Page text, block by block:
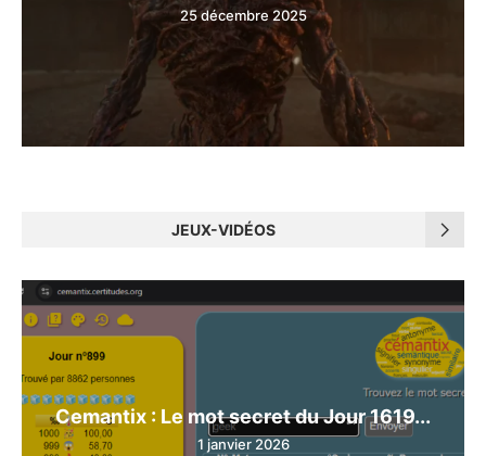
25 décembre 2025
JEUX-VIDÉOS
Cemantix : Le mot secret du Jour 1619...
1 janvier 2026